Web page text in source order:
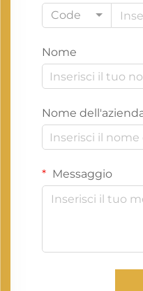
Code
Nome
Nome
Messaggio